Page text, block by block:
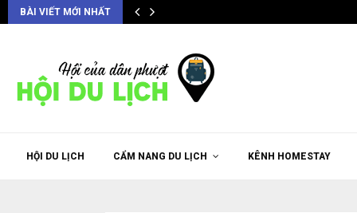
BÀI VIẾT MỚI NHẤT
HỘI DU LỊCH CẨM NANG DU LỊCH KÊNH HOMESTAY